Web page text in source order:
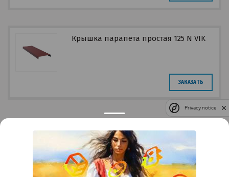
Крышка парапета простая 125 N VIK
ЗАКАЗАТЬ
Краснодар Тимашевск Темрюк
Privacy notice